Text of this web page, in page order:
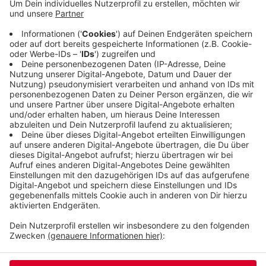
sogenanntes Waldklassenzimmer umgebaut. Wir
können dort etwas über die Natur lernen.
Außerdem wurden Bänke aufgestellt und der
etwas zugewachsene Blick auf Langerfeld wieder
freigeschnitten.
Veröffentlicht:Dienstag, 26.09.2023 10:17
Anzeige
Anzeige